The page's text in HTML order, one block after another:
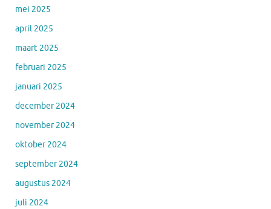
mei 2025
april 2025
maart 2025
februari 2025
januari 2025
december 2024
november 2024
oktober 2024
september 2024
augustus 2024
juli 2024